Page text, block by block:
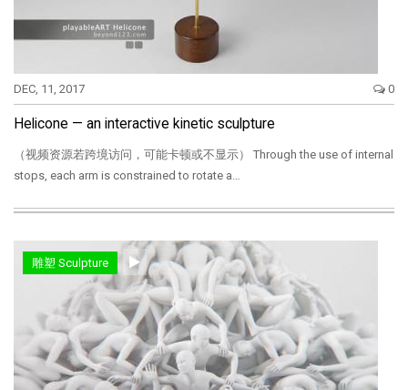
DEC, 11, 2017 0
Helicone — an interactive kinetic sculpture
（视频资源若跨境访问，可能卡顿或不显示） Through the use of internal
stops, each arm is constrained to rotate a…
雕塑 Sculpture